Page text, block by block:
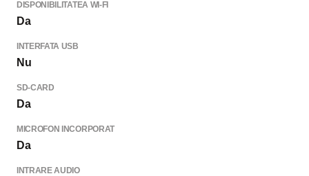
DISPONIBILITATEA WI-FI
Da
INTERFATA USB
Nu
SD-CARD
Da
MICROFON INCORPORAT
Da
INTRARE AUDIO